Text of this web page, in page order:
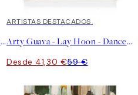
Maxime Rokus - Spying No1 Lienzo
30%*
ARTISTAS DESTACADOS
Arty Guava - Lay Hoon - Dance With Tiger Lienzo
Desde 41,30 €59 €